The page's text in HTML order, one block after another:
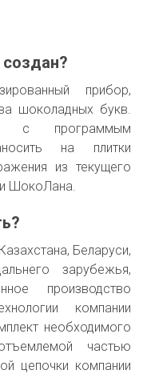
прибор,
шоколадных букв.
с программым
на плитки
из текущего
ШокоЛана.
Беларуси,
зарубежья,
производство
компании
необходимого
частью
цепочки компании